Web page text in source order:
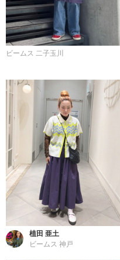
ビームス 二子玉川
植田 亜土
ビームス 神戸